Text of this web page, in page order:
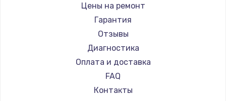
1200 руб.
Заказать
Замена системной платы
1500 руб.
Заказать
Цены на ремонт
Гарантия
Отзывы
Диагностика
Оплата и доставка
FAQ
Контакты